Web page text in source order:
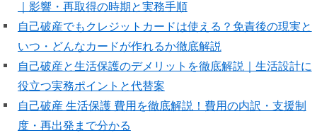
｜影響・再取得の時期と実務手順
自己破産でもクレジットカードは使える？免責後の現実と
いつ・どんなカードが作れるか徹底解説
自己破産と生活保護のデメリットを徹底解説｜生活設計に
役立つ実務ポイントと代替案
自己破産 生活保護 費用を徹底解説！費用の内訳・支援制
度・再出発まで分かる